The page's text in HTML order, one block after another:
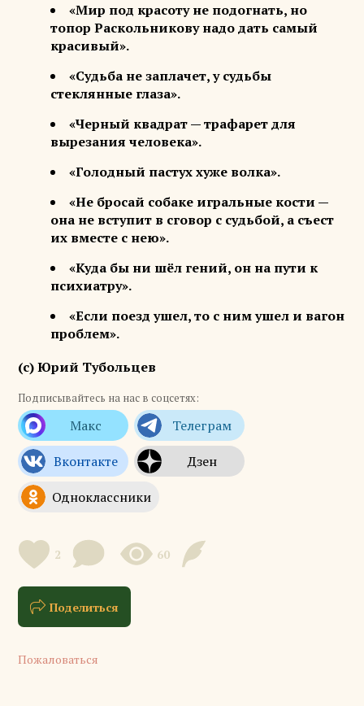
«Мир под красоту не подогнать, но
топор Раскольникову надо дать самый
красивый».
«Судьба не заплачет, у судьбы
стеклянные глаза».
«Черный квадрат — трафарет для
вырезания человека».
«Голодный пастух хуже волка».
«Не бросай собаке игральные кости —
она не вступит в сговор с судьбой, а съест
их вместе с нею».
«Куда бы ни шёл гений, он на пути к
психиатру».
«Если поезд ушел, то с ним ушел и вагон
проблем».
(с) Юрий Тубольцев
Подписывайтесь на нас в соцсетях:
2 60
Поделиться
Пожаловаться